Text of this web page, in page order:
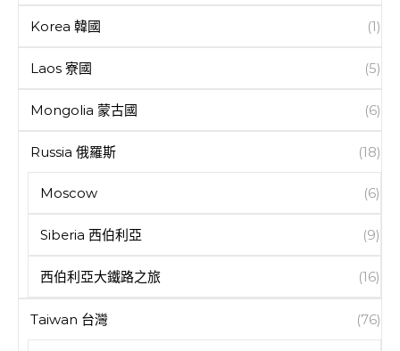
Korea 韓國 (1)
Laos 寮國 (5)
Mongolia 蒙古國 (6)
Russia 俄羅斯 (18)
Moscow (6)
Siberia 西伯利亞 (9)
西伯利亞大鐵路之旅 (16)
Taiwan 台灣 (76)